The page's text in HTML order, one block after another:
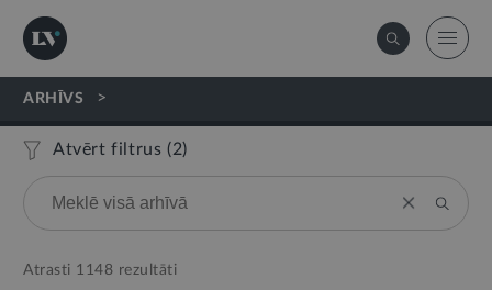
ARHĪVS >
Atvērt filtrus (2)
Atrasti 1148 rezultāti